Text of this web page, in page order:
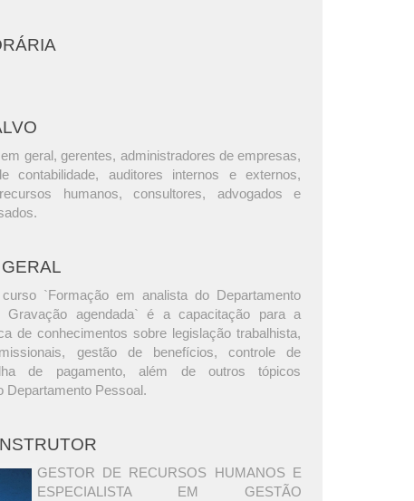
geral, gerentes, administradores de empresas,
contabilidade, auditores internos e externos,
humanos, consultores, advogados e
`Formação em analista do Departamento
Gravação agendada` é a capacitação para a
de conhecimentos sobre legislação trabalhista,
gestão de benefícios, controle de
de pagamento, além de outros tópicos
Departamento Pessoal.
GESTOR DE RECURSOS HUMANOS E
ESPECIALISTA EM GESTÃO